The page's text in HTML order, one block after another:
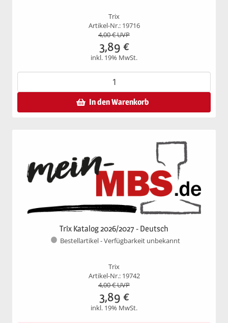
Trix
Artikel-Nr.: 19716
4,00€ UVP
3,89 €
inkl. 19% MwSt.
In den Warenkorb
Trix Katalog 2026/2027 - Deutsch
Bestellartikel - Verfügbarkeit unbekannt
Trix
Artikel-Nr.: 19742
4,00€ UVP
3,89 €
inkl. 19% MwSt.